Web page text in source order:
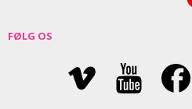
FØLG OS